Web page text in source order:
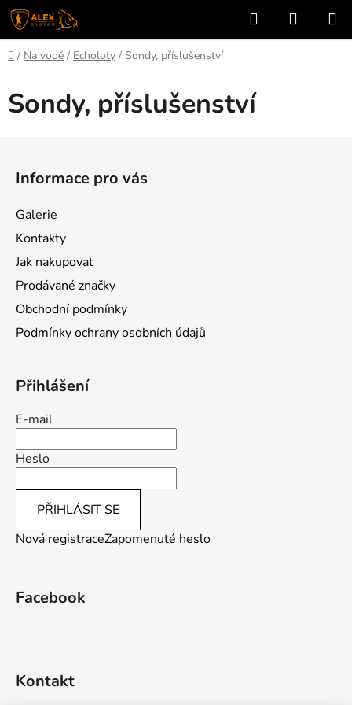
Přejít
na
obsah
Hledat
KOŠÍK
Domů
/ Na vodě / Echoloty / Sondy, příslušenství
Sondy, příslušenství
Informace pro vás
Galerie
Kontakty
Jak nakupovat
Prodávané značky
Obchodní podmínky
Podmínky ochrany osobních údajů
Přihlášení
E-mail
Heslo
PŘIHLÁSIT SE
Nová registraceZapomenuté heslo
Facebook
Kontakt